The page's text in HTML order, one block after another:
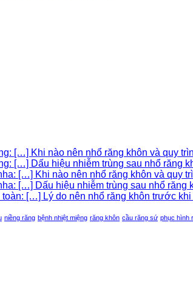
[…] Khi nào nên nhổ răng khôn và quy
[…] Dấu hiệu nhiễm trùng sau nhổ răng
[…] Khi nào nên nhổ răng khôn và quy
[…] Dấu hiệu nhiễm trùng sau nhổ răng
[…] Lý do nên nhổ răng khôn trước
niềng răng bệnh nhiệt miệng răng khôn cầu răng sứ phục hình